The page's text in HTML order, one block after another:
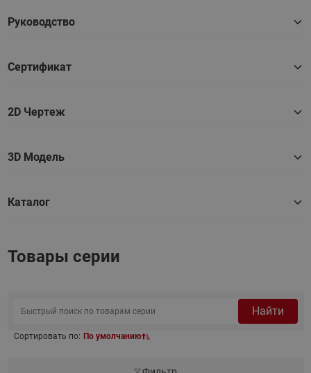
Руководство
Сертификат
2D Чертеж
3D Модель
Каталог
Товары серии
Найти
Сортировать по: По умолчанию